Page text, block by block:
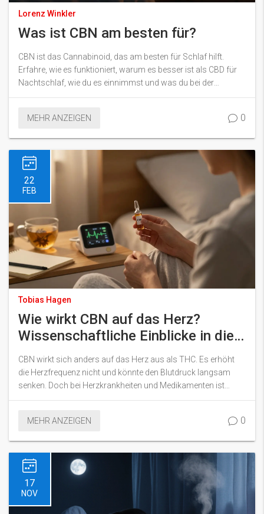
Lorenz Winkler
Was ist CBN am besten für?
CBN ist das Cannabinoid, das am besten für Schlaf hilft.
Erfahre, wie es funktioniert, warum es besser ist als CBD für
Nachtschlaf, wie du es einnimmst und was du bei der
Auswahl beachten solltest.
MEHR ANZEIGEN 0
22
FEB
Tobias Hagen
Wie wirkt CBN auf das Herz?
Wissenschaftliche Einblicke in die
Auswirkungen auf Herzfrequenz
und Blutdruck
CBN wirkt sich anders auf das Herz aus als THC. Es erhöht
die Herzfrequenz nicht und könnte den Blutdruck langsam
senken. Doch bei Herzkrankheiten und Medikamenten ist
Vorsicht geboten - die Forschung ist noch jung.
MEHR ANZEIGEN 0
17
NOV